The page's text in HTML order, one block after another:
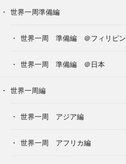
世界一周準備編
世界一周 準備編 ＠フィリピン
世界一周 準備編 ＠日本
世界一周編
世界一周 アジア編
世界一周 アフリカ編